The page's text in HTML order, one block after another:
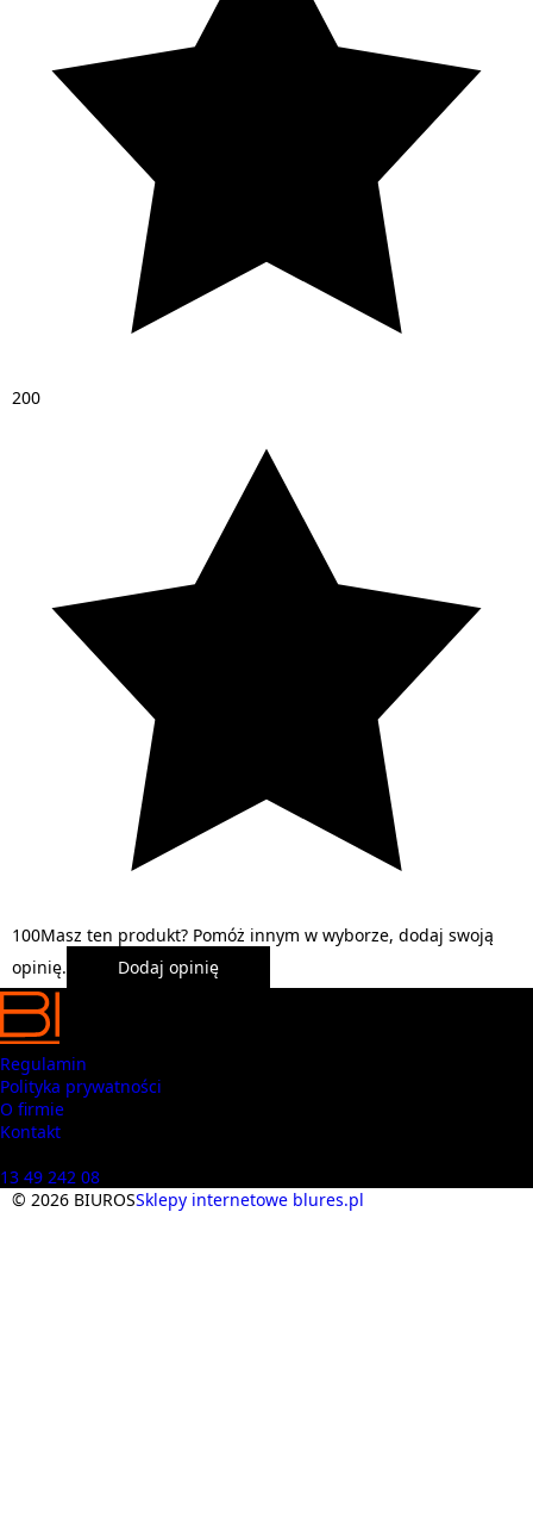
200
100Masz ten produkt? Pomóż innym w wyborze, dodaj swoją
opinię.
Dodaj opinię
Regulamin
Polityka prywatności
O firmie
Kontakt
13 49 242 08
© 2026 BIUROSSklepy internetowe blures.pl